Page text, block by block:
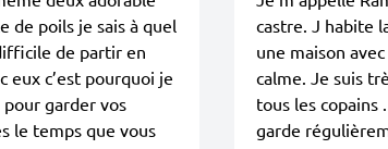
de poils je sais à quel
de partir en
eux c’est pourquoi je
garder vos
le temps que vous
castre. J habite
une maison
calme. Je suis
tous les copains
garde